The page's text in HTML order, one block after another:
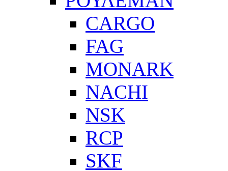
CARGO
FAG
MONARK
NACHI
NSK
RCP
SKF